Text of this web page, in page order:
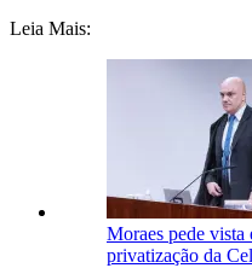
Leia Mais:
Moraes pede vista
privatização da